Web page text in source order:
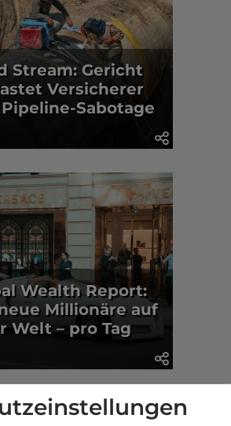
Stream: Gericht
Versicherer
Sabotage
Wealth Report:
Millionäre auf
Welt – pro Tag
dvb-Redaktion